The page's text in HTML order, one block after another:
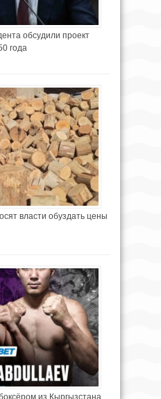
обсудили проект
года
власти обуздать цены
из Кыргызстана